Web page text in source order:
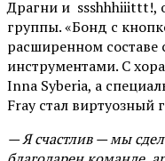
Драгни и ssshhhiiittt!,
группы. «Бонд с
расширенном
инструментами. С
Inna Syberia, а
Fray стал виртуозный
— Я счастлив — мы